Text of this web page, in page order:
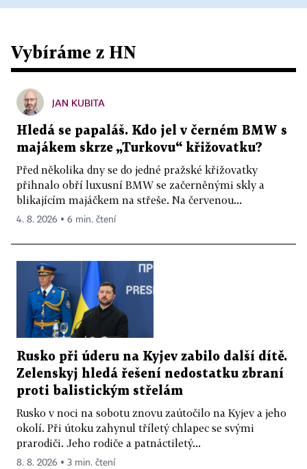
Vybíráme z HN
JAN KUBITA
Hledá se papaláš. Kdo jel v černém BMW s
majákem skrze „Turkovu“ křižovatku?
Před několika dny se do jedné pražské křižovatky
přihnalo obří luxusní BMW se začerněnými skly a
blikajícím majáčkem na střeše. Na červenou...
4. 8. 2026 ▪ 6 min. čtení
Rusko při úderu na Kyjev zabilo další dítě.
Zelenskyj hledá řešení nedostatku zbraní
proti balistickým střelám
Rusko v noci na sobotu znovu zaútočilo na Kyjev a jeho
okolí. Při útoku zahynul tříletý chlapec se svými
prarodiči. Jeho rodiče a patnáctiletý...
8. 8. 2026 ▪ 3 min. čtení